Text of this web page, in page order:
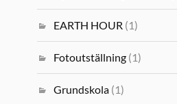
EARTH HOUR (1)
Fotoutställning (1)
Grundskola (1)